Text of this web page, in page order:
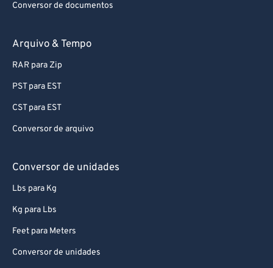
Conversor de documentos
Arquivo & Tempo
RAR para Zip
PST para EST
CST para EST
Conversor de arquivo
Conversor de unidades
Lbs para Kg
Kg para Lbs
Feet para Meters
Conversor de unidades